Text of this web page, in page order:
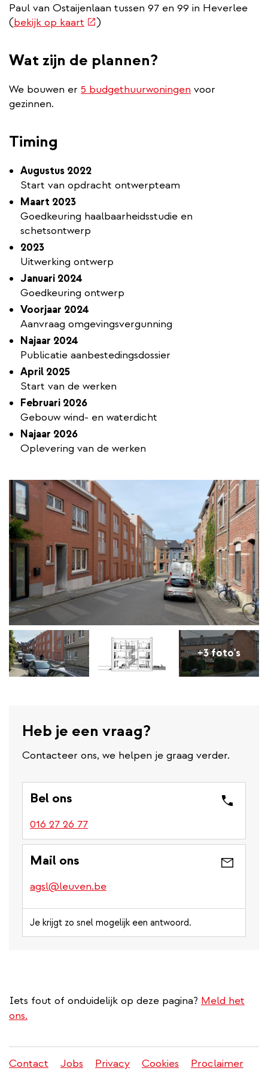
Paul van Ostaijenlaan tussen 97 en 99 in Heverlee
(bekijk op kaart (externe
)
Wat zijn de plannen?
We bouwen er 5 budgethuurwoningen voor
gezinnen.
Timing
Augustus 2022
Start van opdracht ontwerpteam
Maart 2023
Goedkeuring haalbaarheidsstudie en
schetsontwerp
2023
Uitwerking ontwerp
Januari 2024
Goedkeuring ontwerp
Voorjaar 2024
Aanvraag omgevingsvergunning
Najaar 2024
Publicatie aanbestedingsdossier
April 2025
Start van de werken
Februari 2026
Gebouw wind- en waterdicht
Najaar 2026
Oplevering van de werken
+3 foto's
Heb je een vraag?
Contacteer ons, we helpen je graag verder.
Bel ons
016 27 26 77
Mail ons
agsl@leuven.be
Je krijgt zo snel mogelijk een antwoord.
Iets fout of onduidelijk op deze pagina? Meld het
ons.
Contact Jobs Privacy Cookies Proclaimer